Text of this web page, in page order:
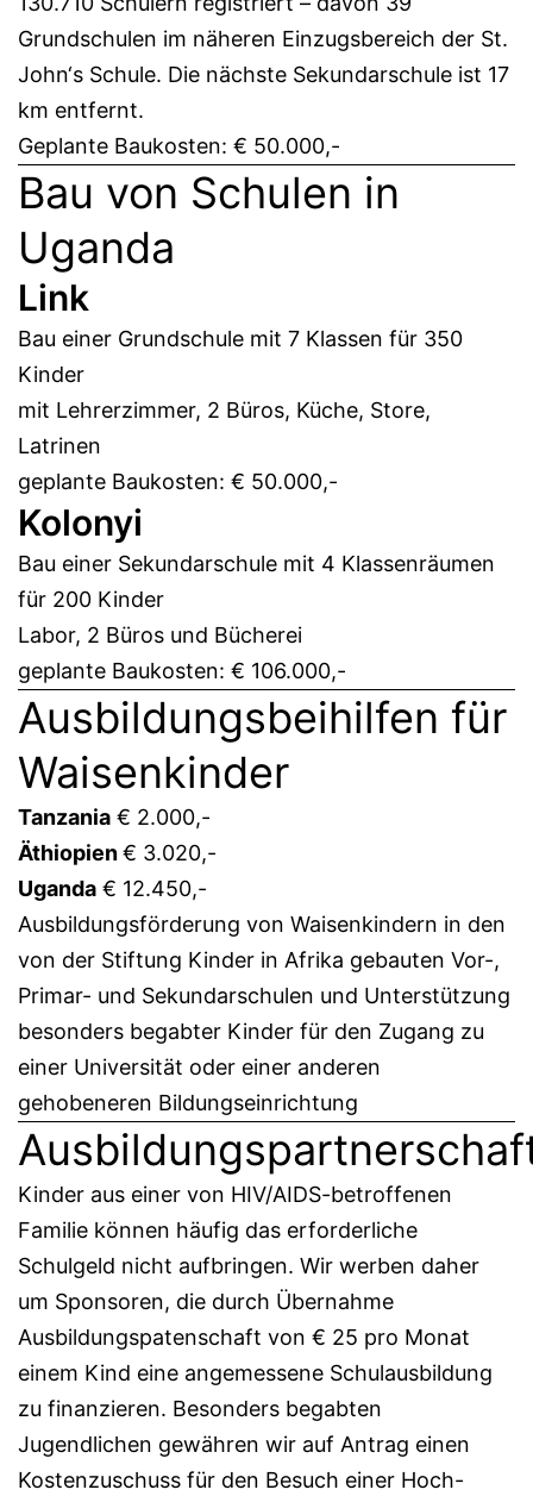
Grundschulen im näheren Einzugsbereich der St.
John‘s Schule. Die nächste Sekundarschule ist 17
km entfernt.
Geplante Baukosten: € 50.000,-
Bau von Schulen in
Uganda
Link
Bau einer Grundschule mit 7 Klassen für 350
Kinder
mit Lehrerzimmer, 2 Büros, Küche, Store,
Latrinen
geplante Baukosten: € 50.000,-
Kolonyi
Bau einer Sekundarschule mit 4 Klassenräumen
für 200 Kinder
Labor, 2 Büros und Bücherei
geplante Baukosten: € 106.000,-
Ausbildungsbeihilfen für
Waisenkinder
Tanzania € 2.000,-
Äthiopien€ 3.020,-
Uganda € 12.450,-
Ausbildungsförderung von Waisenkindern in den
von der Stiftung Kinder in Afrika gebauten Vor-,
Primar- und Sekundarschulen und Unterstützung
besonders begabter Kinder für den Zugang zu
einer Universität oder einer anderen
gehobeneren Bildungseinrichtung
Kinder aus einer von HIV/AIDS-betroffenen
Familie können häufig das erforderliche
Schulgeld nicht aufbringen. Wir werben daher
um Sponsoren, die durch Übernahme
Ausbildungspatenschaft von € 25 pro Monat
einem Kind eine angemessene Schulausbildung
zu finanzieren. Besonders begabten
Jugendlichen gewähren wir auf Antrag einen
Kostenzuschuss für den Besuch einer Hoch-